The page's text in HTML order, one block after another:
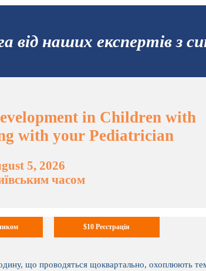
від наших експертів з
in Children with
with your Pediatrician
5, 2026
часом
$10 Реєстрація
що проводяться щоквартально, охоплюють